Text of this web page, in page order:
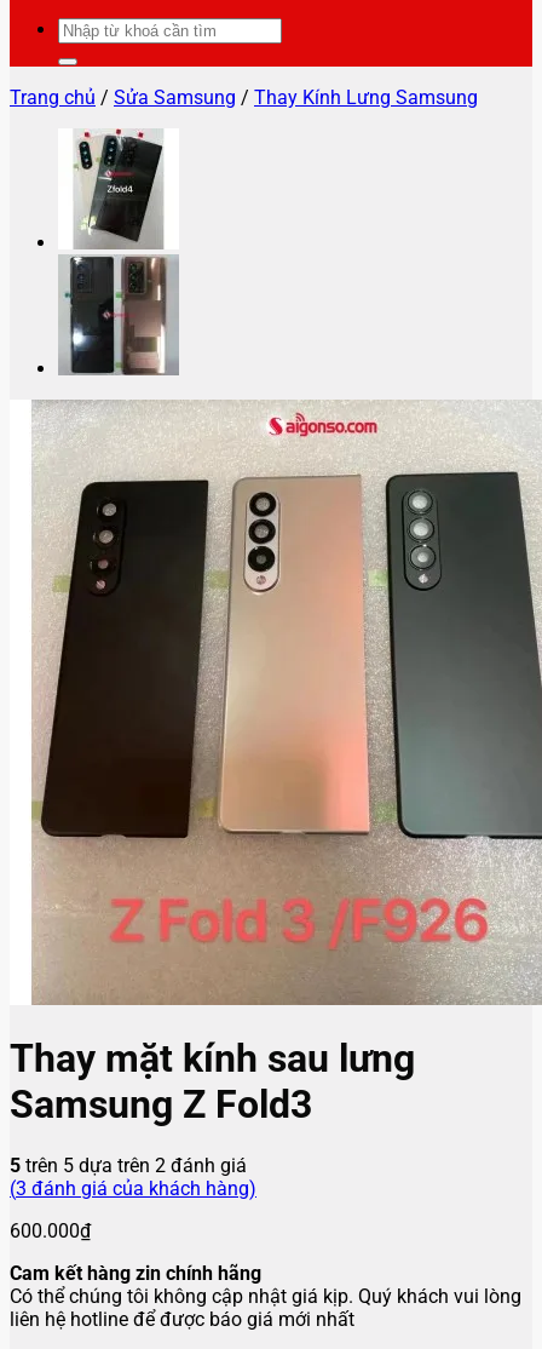
Tìm
kiếm:
Trang chủ / Sửa Samsung / Thay Kính Lưng Samsung
Thay mặt kính sau lưng
Samsung Z Fold3
5 trên 5 dựa trên 2 đánh giá
(3 đánh giá của khách hàng)
600.000₫
Cam kết hàng zin chính hãng
Có thể chúng tôi không cập nhật giá kịp. Quý khách vui lòng
liên hệ hotline để được báo giá mới nhất